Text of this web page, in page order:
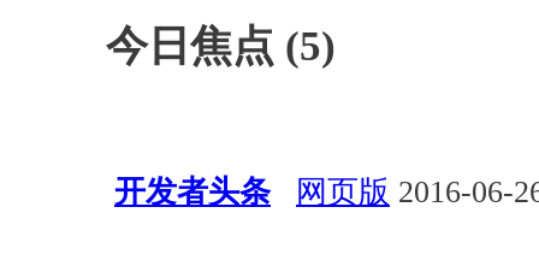
今日焦点 (5)
开发者头条 网页版 2016-06-